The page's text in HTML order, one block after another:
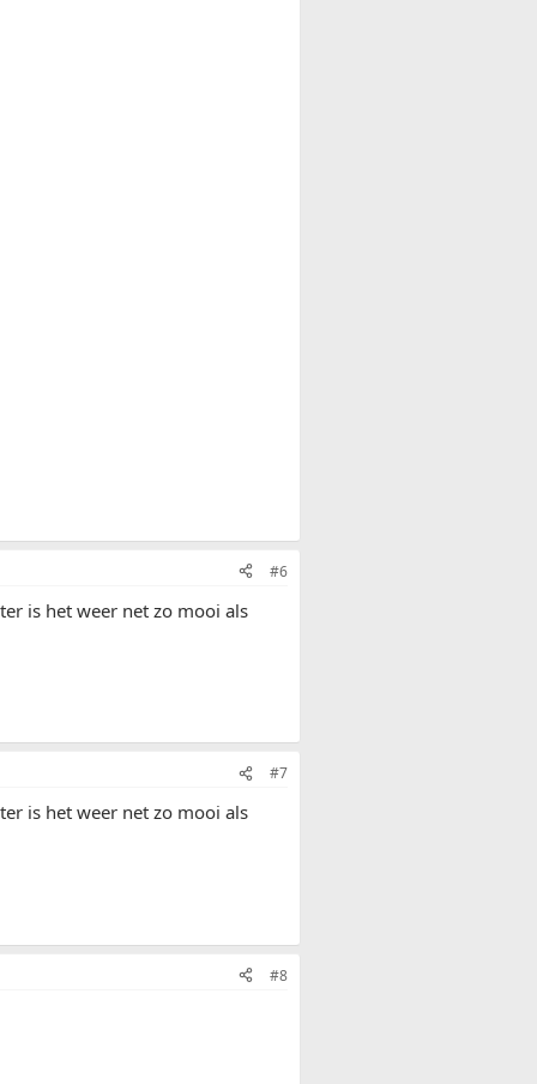
#6
is het weer net zo mooi als
#7
is het weer net zo mooi als
#8